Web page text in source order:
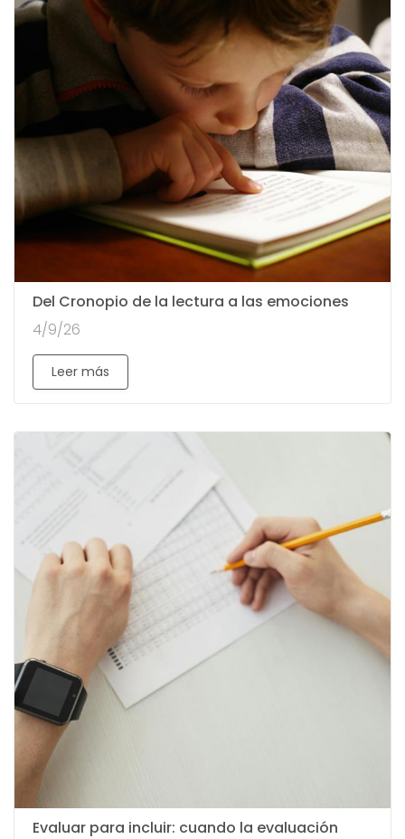
Del Cronopio de la lectura a las emociones
4/9/26
Leer más
Evaluar para incluir: cuando la evaluación